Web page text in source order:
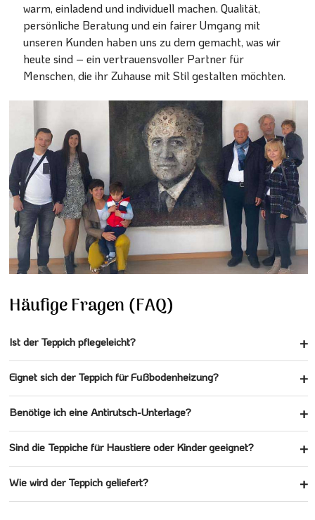
warm, einladend und individuell machen. Qualität,
persönliche Beratung und ein fairer Umgang mit
unseren Kunden haben uns zu dem gemacht, was wir
heute sind – ein vertrauensvoller Partner für
Menschen, die ihr Zuhause mit Stil gestalten möchten.
Häufige Fragen (FAQ)
Ist der Teppich pflegeleicht?
Eignet sich der Teppich für Fußbodenheizung?
Benötige ich eine Antirutsch-Unterlage?
Sind die Teppiche für Haustiere oder Kinder geeignet?
Wie wird der Teppich geliefert?